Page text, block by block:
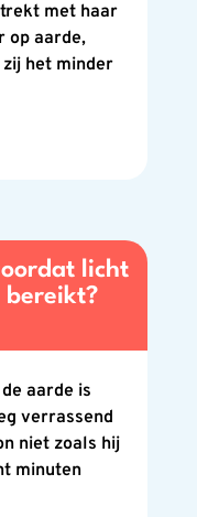
met haar
op aarde,
het minder
licht
bereikt?
aarde is
verrassend
niet zoals hij
minuten